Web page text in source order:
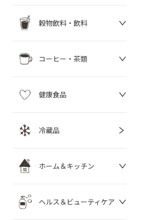
穀物飲料・飲料
コーヒー・茶類
健康食品
冷蔵品
ホーム＆キッチン
ヘルス＆ビューティケア